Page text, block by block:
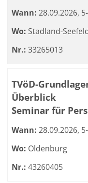
Wann: 28.09.2026,
Wo: Stadland-
Nr.: 33265013
TVöD-
Überblick
Seminar für
Wann: 28.09.2026,
Wo: Oldenburg
Nr.: 43260405